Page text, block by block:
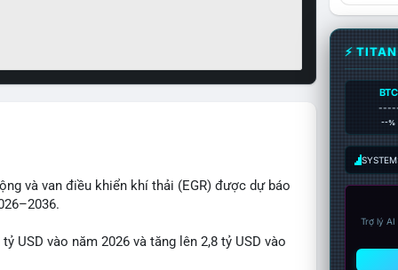
và van điều khiển khí thải (EGR) được dự báo
USD vào năm 2026 và tăng lên 2,8 tỷ USD vào
⚡
BTC
--%
Trợ lý